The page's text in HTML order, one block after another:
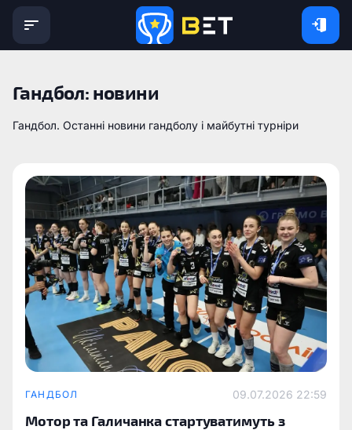
Гандбол: новини
Гандбол. Останні новини гандболу і майбутні турніри
ГАНДБОЛ 09.07.2026 22:59
Мотор та Галичанка стартуватимуть з